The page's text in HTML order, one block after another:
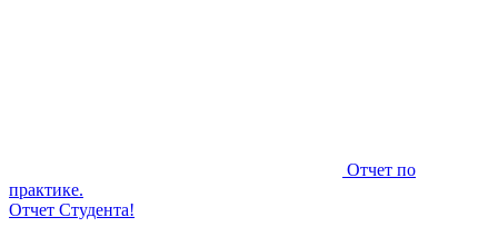
Отчет по
практике.
Отчет Студента!